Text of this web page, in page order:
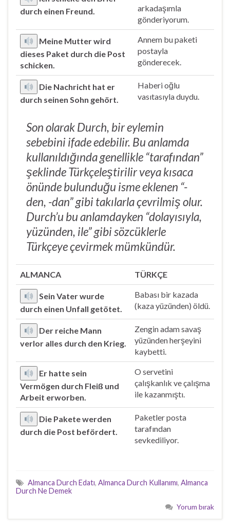
durch einen Freund.
arkadaşımla
gönderiyorum.
Meine Mutter wird
dieses Paket durch die Post
schicken.
Annem bu paketi
postayla
gönderecek.
Die Nachricht hat er
durch seinen Sohn gehört.
Haberi oğlu
vasıtasıyla duydu.
Son olarak Durch, bir eylemin
sebebini ifade edebilir. Bu anlamda
kullanıldığında genellikle “tarafından”
şeklinde Türkçeleştirilir veya kısaca
önünde bulunduğu isme eklenen “-
den, -dan” gibi takılarla çevrilmiş olur.
Durch’u bu anlamdayken “dolayısıyla,
yüzünden, ile” gibi sözcüklerle
Türkçeye çevirmek mümkündür.
ALMANCA TÜRKÇE
Sein Vater wurde
durch einen Unfall getötet.
Babası bir kazada
(kaza yüzünden) öldü.
Der reiche Mann
verlor alles durch den Krieg.
Zengin adam savaş
yüzünden herşeyini
kaybetti.
Er hatte sein
Vermögen durch Fleiß und
Arbeit erworben.
O servetini
çalışkanlık ve çalışma
ile kazanmıştı.
Die Pakete werden
durch die Post befördert.
Paketler posta
tarafından
sevkediliyor.
Almanca Durch Edatı, Almanca Durch Kullanımı, Almanca
Durch Ne Demek
Yorum bırak